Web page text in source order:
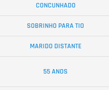
CONCUNHADO
SOBRINHO PARA TIO
MARIDO DISTANTE
55 ANOS